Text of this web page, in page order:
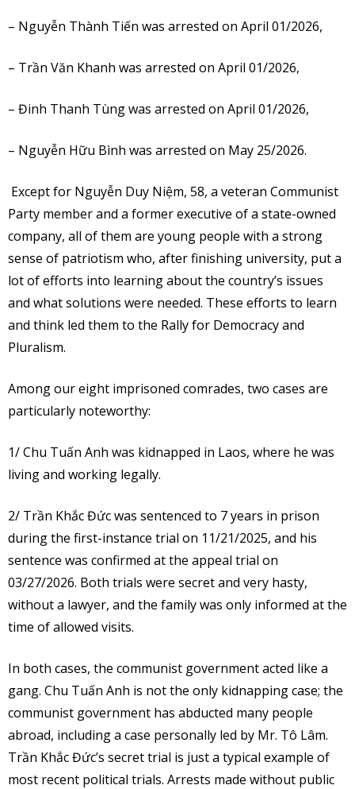
– Nguyễn Thành Tiến was arrested on April 01/2026,
– Trần Văn Khanh was arrested on April 01/2026,
– Đinh Thanh Tùng was arrested on April 01/2026,
– Nguyễn Hữu Bình was arrested on May 25/2026.
Except for Nguyễn Duy Niệm, 58, a veteran Communist
Party member and a former executive of a state-owned
company, all of them are young people with a strong
sense of patriotism who, after finishing university, put a
lot of efforts into learning about the country’s issues
and what solutions were needed. These efforts to learn
and think led them to the Rally for Democracy and
Pluralism.
Among our eight imprisoned comrades, two cases are
particularly noteworthy:
1/ Chu Tuấn Anh was kidnapped in Laos, where he was
living and working legally.
2/ Trần Khắc Đức was sentenced to 7 years in prison
during the first-instance trial on 11/21/2025, and his
sentence was confirmed at the appeal trial on
03/27/2026. Both trials were secret and very hasty,
without a lawyer, and the family was only informed at the
time of allowed visits.
In both cases, the communist government acted like a
gang. Chu Tuấn Anh is not the only kidnapping case; the
communist government has abducted many people
abroad, including a case personally led by Mr. Tô Lâm.
Trần Khắc Đức’s secret trial is just a typical example of
most recent political trials. Arrests made without public